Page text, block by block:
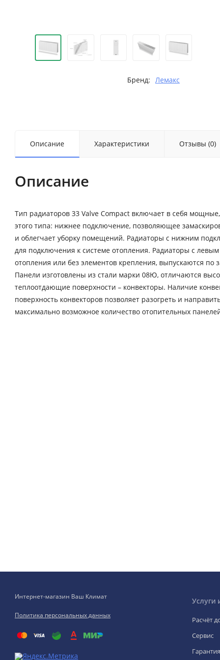
Бренд: Лемакс
Описание Характеристики Отзывы (0)
Описание
Тип радиаторов 33 Valve Compact включает в себя
этого типа: нижнее подключение, позволяющее
и облегчает уборку помещений. Радиаторы с нижним
для подключения к системе отопления. Радиаторы с
отопления или без элементов крепления, выпускаются по
Панели изготовлены из стали марки 08Ю, отличаются
теплоотдающие поверхности – конвекторы. Наличие
поверхность конвекторов позволяет разогреть и
максимально возможное количество отопительных
Интернет-магазин Ваш Климат
Политика персональных данных
Услуги
Расчёт
Сервис
Гарантия